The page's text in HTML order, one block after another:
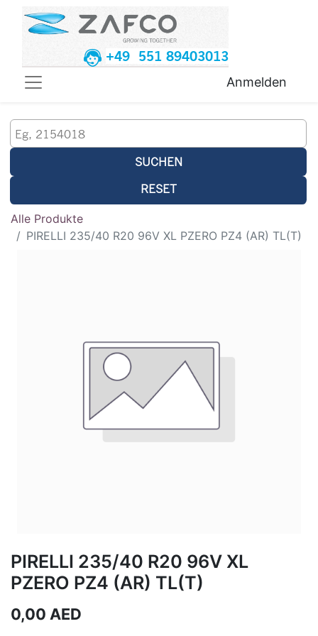
+49 551 89403013
Anmelden
SUCHEN
RESET
Alle Produkte
PIRELLI 235/40 R20 96V XL PZERO PZ4 (AR) TL(T)
PIRELLI 235/40 R20 96V XL
PZERO PZ4 (AR) TL(T)
0,00 AED